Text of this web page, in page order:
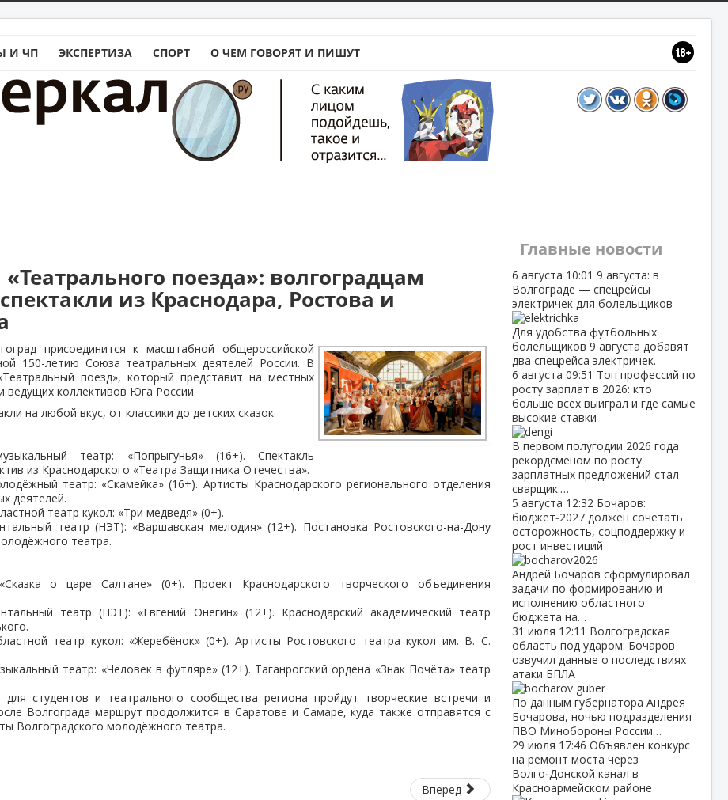
И ЧП ЭКСПЕРТИЗА СПОРТ О ЧЕМ ГОВОРЯТ И ПИШУТ
«Театрального поезда»: волгоградцам
из Краснодара, Ростова и
присоединится к масштабной общероссийской
150-летию Союза театральных деятелей России. В
поезд», который представит на местных
ведущих коллективов Юга России.
на любой вкус, от классики до детских сказок.
театр: «Попрыгунья» (16+). Спектакль
из Краснодарского «Театра Защитника Отечества».
театр: «Скамейка» (16+). Артисты Краснодарского регионального отделения
деятелей.
театр кукол: «Три медведя» (0+).
театр (НЭТ): «Варшавская мелодия» (12+). Постановка Ростовского-на-Дону
театра.
о царе Салтане» (0+). Проект Краснодарского творческого объединения
театр (НЭТ): «Евгений Онегин» (12+). Краснодарский академический театр
театр кукол: «Жеребёнок» (0+). Артисты Ростовского театра кукол им. В. С.
театр: «Человек в футляре» (12+). Таганрогский ордена «Знак Почёта» театр
студентов и театрального сообщества региона пройдут творческие встречи и
Волгограда маршрут продолжится в Саратове и Самаре, куда также отправятся с
Волгоградского молодёжного театра.
Вперед
Главные новости
6 августа 10:01 9 августа: в
Волгограде — спецрейсы
электричек для болельщиков
Для удобства футбольных
болельщиков 9 августа добавят
два спецрейса электричек.
6 августа 09:51 Топ профессий по
росту зарплат в 2026: кто
больше всех выиграл и где самые
высокие ставки
В первом полугодии 2026 года
рекордсменом по росту
зарплатных предложений стал
сварщик:…
5 августа 12:32 Бочаров:
бюджет‑2027 должен сочетать
осторожность, соцподдержку и
рост инвестиций
Андрей Бочаров сформулировал
задачи по формированию и
исполнению областного
бюджета на…
31 июля 12:11 Волгоградская
область под ударом: Бочаров
озвучил данные о последствиях
атаки БПЛА
По данным губернатора Андрея
Бочарова, ночью подразделения
ПВО Минобороны России…
29 июля 17:46 Объявлен конкурс
на ремонт моста через
Волго‑Донской канал в
Красноармейском районе